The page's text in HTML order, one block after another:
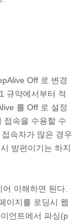
Off 로 변경
규약에서부터 적
를 Off 로 설정
접속을 수용할 수
속자가 많은 경우
방편이기는 하지
이해하면 된다.
이지를 로딩시 웹
언트에서 파싱(p